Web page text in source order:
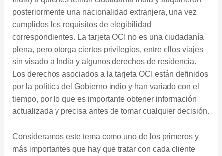
posteriormente una nacionalidad extranjera, una vez
cumplidos los requisitos de elegibilidad
correspondientes. La tarjeta OCI no es una ciudadanía
plena, pero otorga ciertos privilegios, entre ellos viajes
sin visado a India y algunos derechos de residencia.
Los derechos asociados a la tarjeta OCI están definidos
por la política del Gobierno indio y han variado con el
tiempo, por lo que es importante obtener información
actualizada y precisa antes de tomar cualquier decisión.
Consideramos este tema como uno de los primeros y
más importantes que hay que tratar con cada cliente